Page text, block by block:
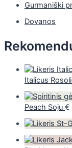
Gurmaniški
Dovanos
Italicus
Peach Soju €